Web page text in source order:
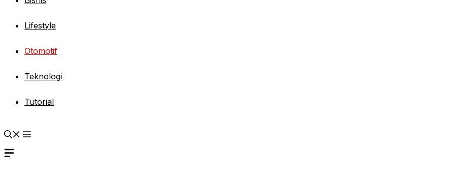
Lifestyle
Otomotif
Teknologi
Tutorial